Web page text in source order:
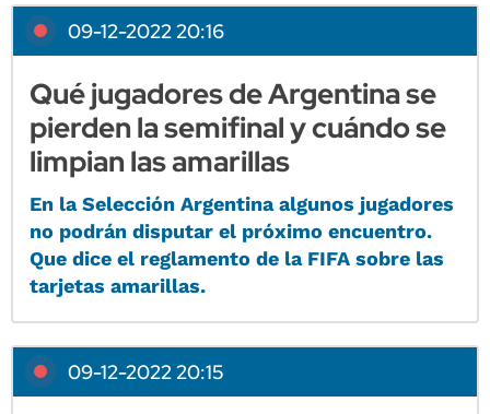
09-12-2022 20:16
Qué jugadores de Argentina se
pierden la semifinal y cuándo se
limpian las amarillas
En la Selección Argentina algunos jugadores
no podrán disputar el próximo encuentro.
Que dice el reglamento de la FIFA sobre las
tarjetas amarillas.
09-12-2022 20:15